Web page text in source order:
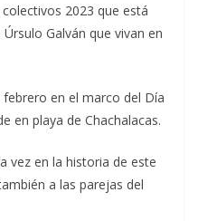
2023 que está
Galván que vivan en
en el marco del Día
en playa de Chachalacas.
vez en la historia de este
a las parejas del